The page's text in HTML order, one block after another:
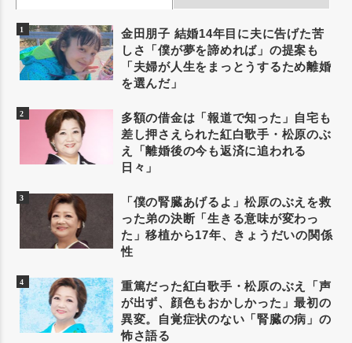
金田朋子 結婚14年目に夫に告げた苦
しさ「僕が夢を諦めれば」の提案も
「夫婦が人生をまっとうするため離婚
を選んだ」
多額の借金は「報道で知った」自宅も
差し押さえられた紅白歌手・松原のぶ
え「離婚後の今も返済に追われる
日々」
「僕の腎臓あげるよ」松原のぶえを救
った弟の決断「生きる意味が変わっ
た」移植から17年、きょうだいの関係
性
重篤だった紅白歌手・松原のぶえ「声
が出ず、顔色もおかしかった」最初の
異変。自覚症状のない「腎臓の病」の
怖さ語る